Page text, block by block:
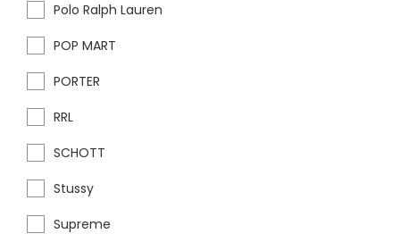
Polo Ralph Lauren
POP MART
PORTER
RRL
SCHOTT
Stussy
Supreme